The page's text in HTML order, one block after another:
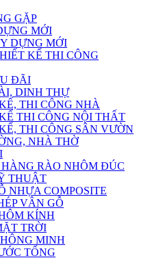
GẶP
MỚI
DỰNG MỚI
KẾ THI CÔNG
ĐÃI
DINH THỰ
THI CÔNG NHÀ
THI CÔNG NỘI THẤT
THI CÔNG SÂN VƯỜN
NHÀ THỜ
RÀO NHÔM ĐÚC
THUẬT
NHỰA COMPOSITE
VÂN GỖ
KÍNH
TRỜI
MINH
TỔNG